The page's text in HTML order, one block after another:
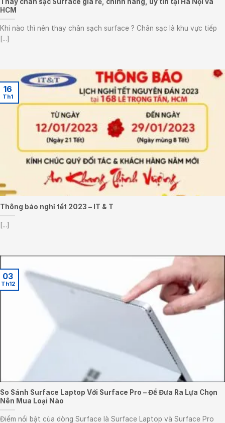
HCM
Khi nào thì nên thay chân sạch surface ? Chân sạc là khu vực tiếp
[...]
Thông báo nghỉ tết 2023 – IT & T
[...]
16
Th1
So Sánh Surface Laptop Với Surface Pro – Để Đưa Ra Lựa Chọn
Nên Mua Loại Nào
Điểm nổi bật của dòng Surface là Surface Laptop và Surface Pro
03
Th12